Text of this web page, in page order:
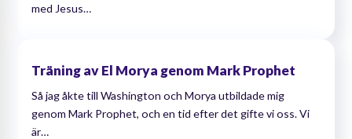
med Jesus…
Träning av El Morya genom Mark Prophet
Så jag åkte till Washington och Morya utbildade mig
genom Mark Prophet, och en tid efter det gifte vi oss. Vi
är…